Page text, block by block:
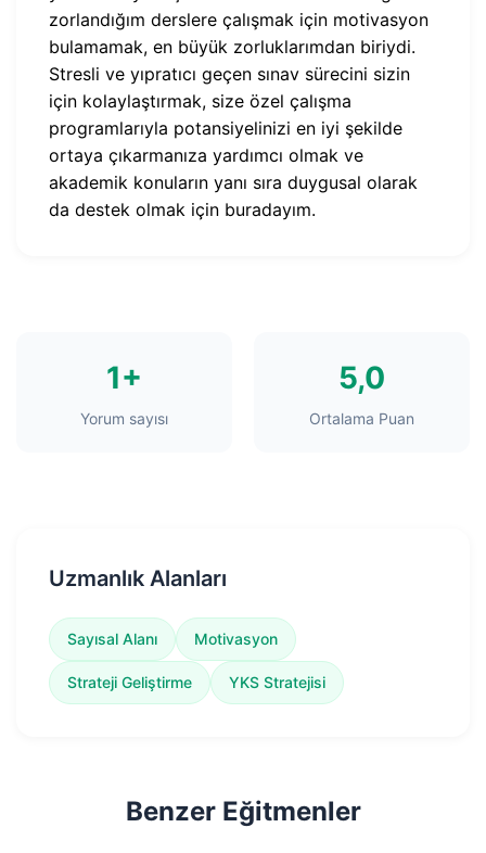
zorlandığım derslere çalışmak için motivasyon
bulamamak, en büyük zorluklarımdan biriydi.
Stresli ve yıpratıcı geçen sınav sürecini sizin
için kolaylaştırmak, size özel çalışma
programlarıyla potansiyelinizi en iyi şekilde
ortaya çıkarmanıza yardımcı olmak ve
akademik konuların yanı sıra duygusal olarak
da destek olmak için buradayım.
1+
Yorum sayısı
5,0
Ortalama Puan
Uzmanlık Alanları
Sayısal Alanı Motivasyon
Strateji Geliştirme YKS Stratejisi
Benzer Eğitmenler